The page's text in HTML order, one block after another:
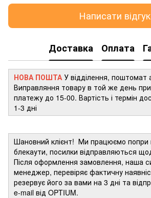
Написати відгук
Доставка Оплата
НОВА ПОШТА У відділення, поштомат
Виправляння товару в той же день
платежу до 15-00. Вартість і термін
1-3 дні
Шановний клієнт! Ми працюємо попри
блекаути, посилки відправляються
Після оформлення замовлення, наша
менеджер, перевіряє фактичну
резервує його за вами на 3 дні та
e-mail від OPTIUM.